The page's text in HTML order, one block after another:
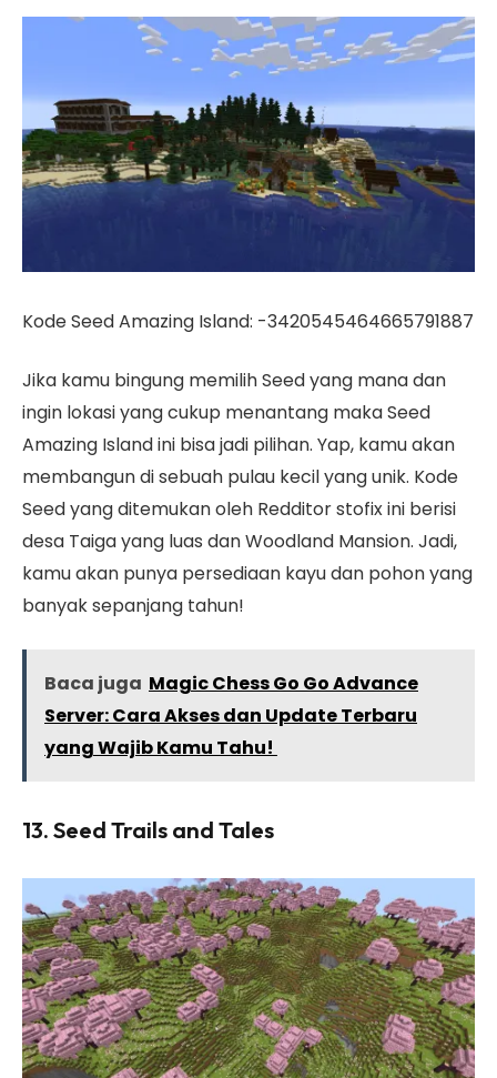
Kode Seed Amazing Island: -3420545464665791887
Jika kamu bingung memilih Seed yang mana dan
ingin lokasi yang cukup menantang maka Seed
Amazing Island ini bisa jadi pilihan. Yap, kamu akan
membangun di sebuah pulau kecil yang unik. Kode
Seed yang ditemukan oleh Redditor stofix ini berisi
desa Taiga yang luas dan Woodland Mansion. Jadi,
kamu akan punya persediaan kayu dan pohon yang
banyak sepanjang tahun!
Baca juga Magic Chess Go Go Advance
Server: Cara Akses dan Update Terbaru
yang Wajib Kamu Tahu!
13. Seed Trails and Tales